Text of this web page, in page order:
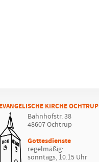
EVANGELISCHE KIRCHE OCHTRUP
Bahnhofstr. 38
48607 Ochtrup
Gottesdienste
regelmäßig:
sonntags, 10.15 Uhr